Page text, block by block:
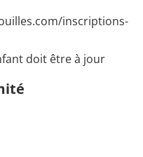
inscriptions-
doit être à jour